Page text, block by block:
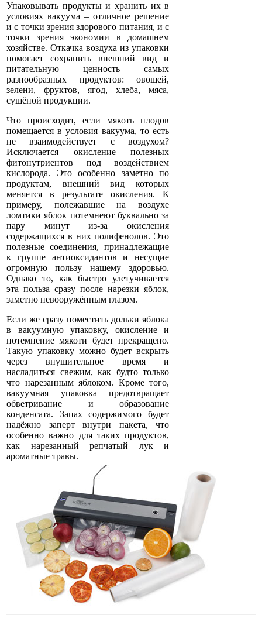
Упаковывать продукты и хранить их в
условиях вакуума – отличное решение
и с точки зрения здорового питания, и с
точки зрения экономии в домашнем
хозяйстве. Откачка воздуха из упаковки
помогает сохранить внешний вид и
питательную ценность самых
разнообразных продуктов: овощей,
зелени, фруктов, ягод, хлеба, мяса,
сушёной продукции.
Что происходит, если мякоть плодов
помещается в условия вакуума, то есть
не взаимодействует с воздухом?
Исключается окисление полезных
фитонутриентов под воздействием
кислорода. Это особенно заметно по
продуктам, внешний вид которых
меняется в результате окисления. К
примеру, полежавшие на воздухе
ломтики яблок потемнеют буквально за
пару минут из-за окисления
содержащихся в них полифенолов. Это
полезные соединения, принадлежащие
к группе антиоксидантов и несущие
огромную пользу нашему здоровью.
Однако то, как быстро улетучивается
эта польза сразу после нарезки яблок,
заметно невооружённым глазом.
Если же сразу поместить дольки яблока
в вакуумную упаковку, окисление и
потемнение мякоти будет прекращено.
Такую упаковку можно будет вскрыть
через внушительное время и
насладиться свежим, как будто только
что нарезанным яблоком. Кроме того,
вакуумная упаковка предотвращает
обветривание и образование
конденсата. Запах содержимого будет
надёжно заперт внутри пакета, что
особенно важно для таких продуктов,
как нарезанный репчатый лук и
ароматные травы.